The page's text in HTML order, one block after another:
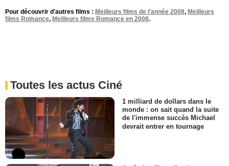
Pour découvrir d'autres films : Meilleurs films de l'année 2008, Meilleurs
films Romance, Meilleurs films Romance en 2008.
Toutes les actus Ciné
1 milliard de dollars dans le
monde : on sait quand la suite
de l'immense succès Michael
devrait entrer en tournage